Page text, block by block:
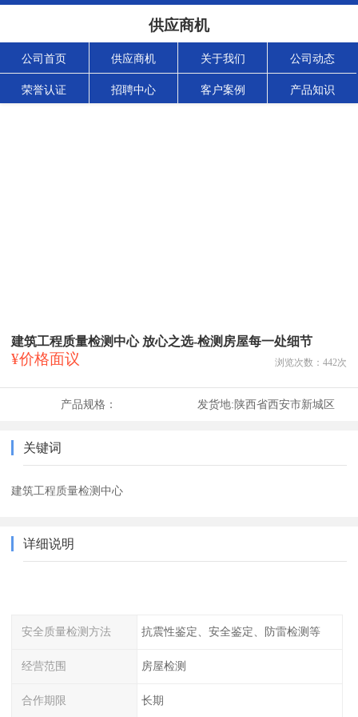
供应商机
公司首页 供应商机 关于我们 公司动态
荣誉认证 招聘中心 客户案例 产品知识
建筑工程质量检测中心 放心之选-检测房屋每一处细节
¥价格面议 浏览次数： 442次
产品规格： 发货地:陕西省西安市新城区
关键词
建筑工程质量检测中心
详细说明
安全质量检测方法 抗震性鉴定、安全鉴定、防雷检测等
经营范围 房屋检测
合作期限 长期